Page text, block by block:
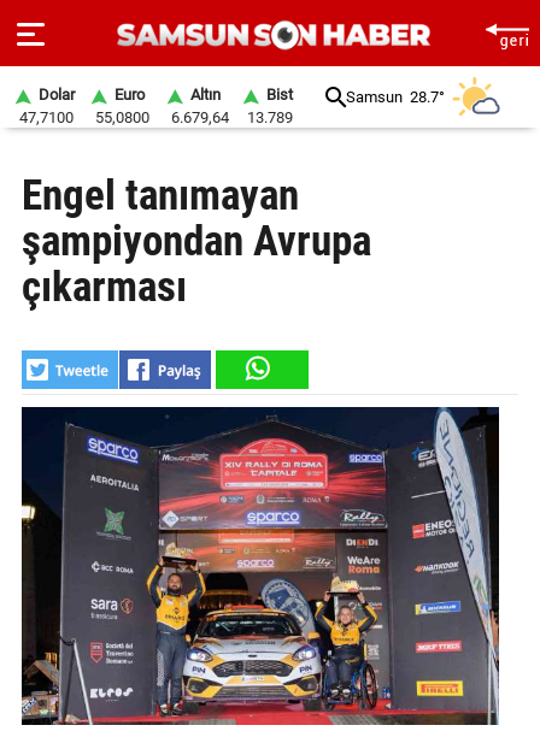
SAYFA
SAMSUN
HABER
GÜNDEM
SİYASET
EKONOMİ
DÜNYA
MAGAZİN
GALERİ
VİDEO
Dolar
47,7100
Euro
55,0800
Altın
6.679,64
Bist
13.789
Samsun 28.7°
Engel tanımayan
şampiyondan Avrupa
çıkarması